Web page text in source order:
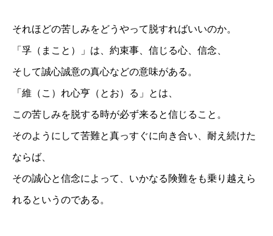
それほどの苦しみをどうやって脱すればいいのか。
「孚（まこと）」は、約束事、信じる心、信念、
そして誠心誠意の真心などの意味がある。
「維（こ）れ心亨（とお）る」とは、
この苦しみを脱する時が必ず来ると信じること。
そのようにして苦難と真っすぐに向き合い、耐え続けた
ならば、
その誠心と信念によって、いかなる険難をも乗り越えら
れるというのである。